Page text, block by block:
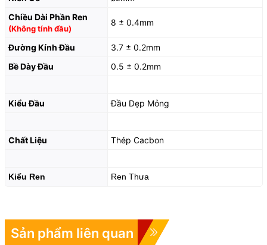
Chiều Dài Phần Ren
(Không tính đầu)
8 ± 0.4mm
Đường Kính Đầu
3.7 ± 0.2mm
Bề Dày Đầu
0.5 ± 0.2mm
Kiểu Đầu Đầu Dẹp Mỏng
Chất Liệu Thép Cacbon
Kiểu Ren Ren Thưa
Sản phẩm liên quan